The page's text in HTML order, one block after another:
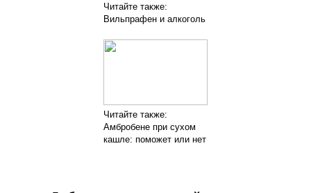
Читайте также:
Вильпрафен и алкоголь
Читайте также:
Амбробене при сухом
кашле: поможет или нет